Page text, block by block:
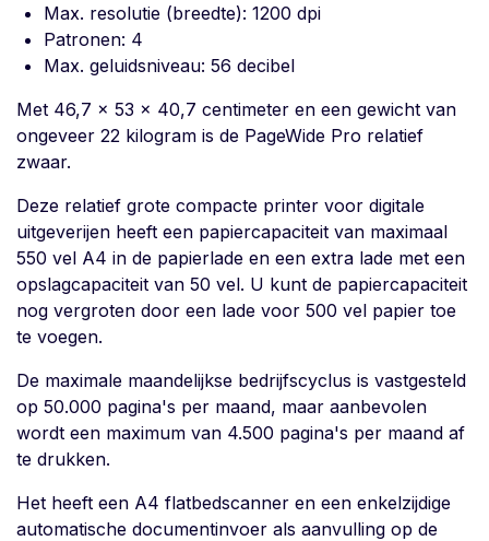
Max. resolutie (breedte): 1200 dpi
Patronen: 4
Max. geluidsniveau: 56 decibel
Met 46,7 x 53 x 40,7 centimeter en een gewicht van
ongeveer 22 kilogram is de PageWide Pro relatief
zwaar.
Deze relatief grote compacte printer voor digitale
uitgeverijen heeft een papiercapaciteit van maximaal
550 vel A4 in de papierlade en een extra lade met een
opslagcapaciteit van 50 vel. U kunt de papiercapaciteit
nog vergroten door een lade voor 500 vel papier toe
te voegen.
De maximale maandelijkse bedrijfscyclus is vastgesteld
op 50.000 pagina's per maand, maar aanbevolen
wordt een maximum van 4.500 pagina's per maand af
te drukken.
Het heeft een A4 flatbedscanner en een enkelzijdige
automatische documentinvoer als aanvulling op de